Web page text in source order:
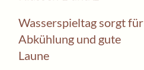
Wasserspieltag sorgt für
Abkühlung und gute
Laune